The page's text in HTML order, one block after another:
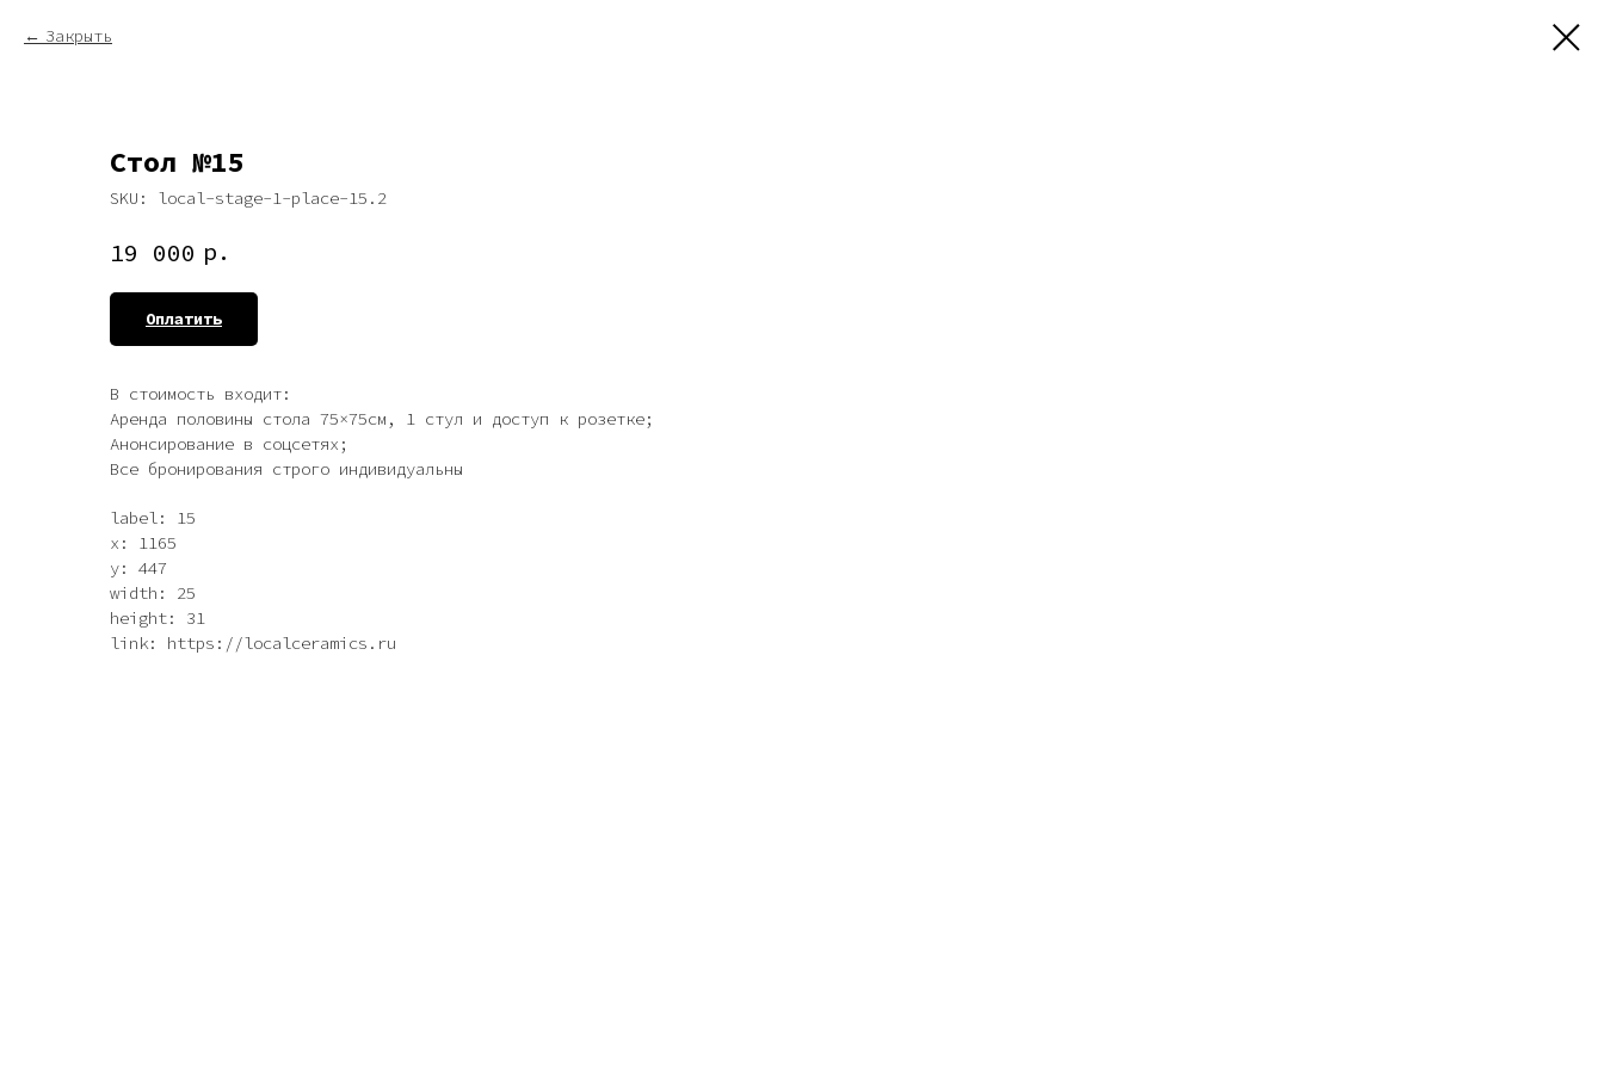
Закрыть
Стол №15
SKU: local-stage-1-place-15.2
19 000 р.
Оплатить
В стоимость входит:
Аренда половины стола 75×75см, 1 стул и доступ к розетке;
Анонсирование в соцсетях;
Все бронирования строго индивидуальны
label: 15
x: 1165
y: 447
width: 25
height: 31
link: https://localceramics.ru